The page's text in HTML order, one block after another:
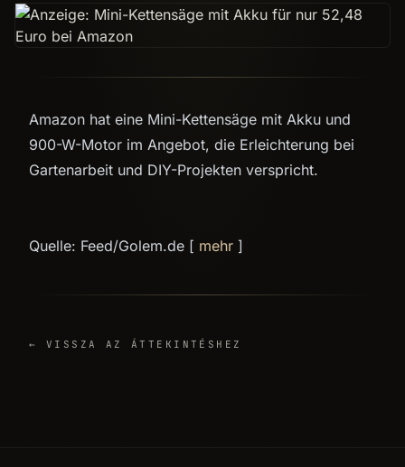
Amazon hat eine Mini-Kettensäge mit Akku und
900-W-Motor im Angebot, die Erleichterung bei
Gartenarbeit und DIY-Projekten verspricht.
Quelle: Feed/Golem.de [ mehr ]
← VISSZA AZ ÁTTEKINTÉSHEZ